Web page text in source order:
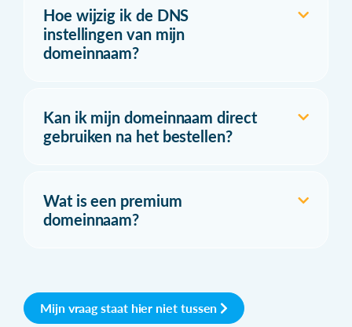
Hoe wijzig ik de DNS
instellingen van mijn
domeinnaam?
Kan ik mijn domeinnaam direct
gebruiken na het bestellen?
Wat is een premium
domeinnaam?
Mijn vraag staat hier niet tussen